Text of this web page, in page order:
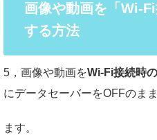
画像や動画を「Wi-
する方法
5，画像や動画をWi-Fi接続時
にデータセーバーをOFFのま
ます。